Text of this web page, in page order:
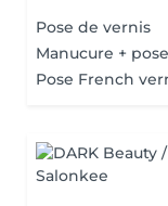
Pose de vernis
Manucure +
Pose French